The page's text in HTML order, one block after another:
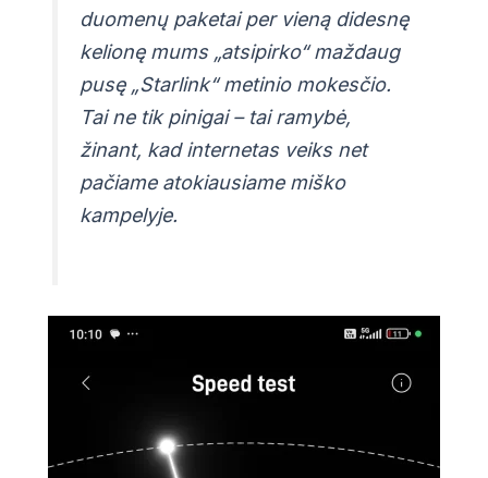
duomenų paketai per vieną didesnę
kelionę mums „atsipirko“ maždaug
pusę „Starlink“ metinio mokesčio.
Tai ne tik pinigai – tai ramybė,
žinant, kad internetas veiks net
pačiame atokiausiame miško
kampelyje.